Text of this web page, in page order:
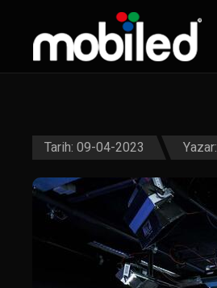
Tarih: 09-04-2023 Yazar: